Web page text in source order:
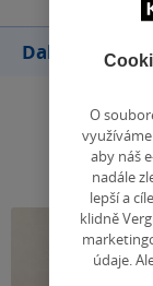
Další knihy
O
aby náš
nadále
lepší a
klidně
údaje.